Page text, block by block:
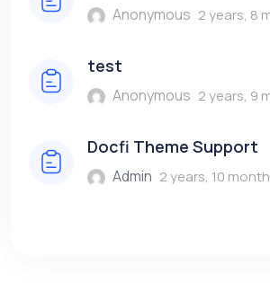
Anonymous 2 years, 8
test
Anonymous 2 years, 9
Docfi Theme Support
Admin 2 years, 10